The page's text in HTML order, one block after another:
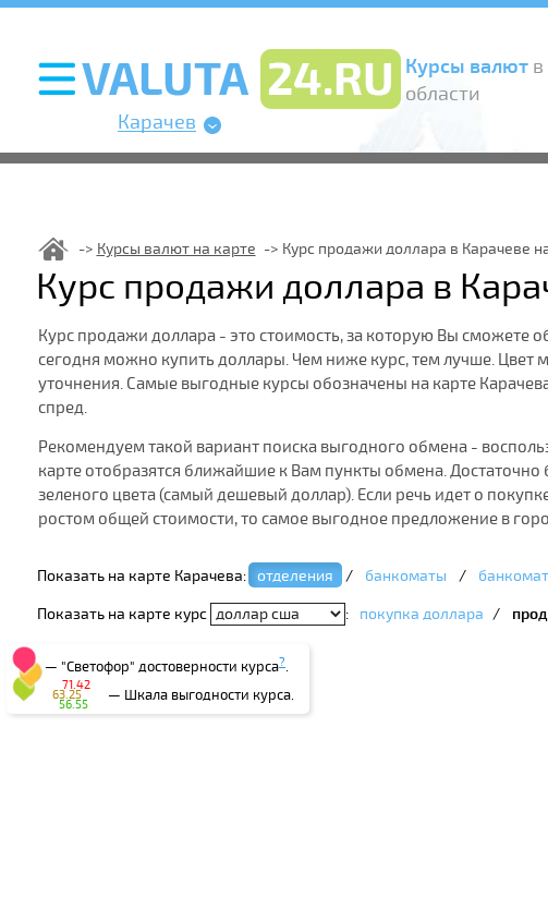
Курсы валютв
области
Карачев
Курсы валют на карте Курс продажи доллара в Карачеве
Курс продажи доллара в
Курс продажи доллара - это стоимость, за которую Вы сможете
сегодня можно купить доллары. Чем ниже курс, тем лучше. Цвет
уточнения. Самые выгодные курсы обозначены на карте
спред.
Рекомендуем такой вариант поиска выгодного обмена -
карте отобразятся ближайшие к Вам пункты обмена.
зеленого цвета (самый дешевый доллар). Если речь идет о
ростом общей стоимости, то самое выгодное предложение в
Показать на карте Карачева: отделения / банкоматы /
Показать на карте курс : покупка доллара /
— "Светофор" достоверности курса?.
— Шкала выгодности курса.
56.55
63.25
71.42